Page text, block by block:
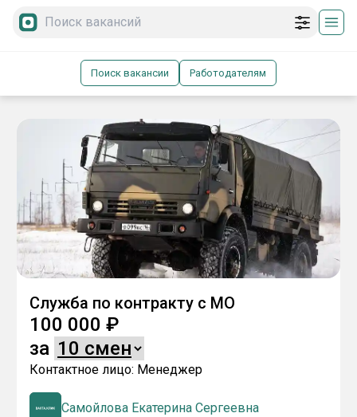
Поиск вакансии Работодателям
Служба по контракту с МО
100 000 ₽
за
Контактное лицо: Менеджер
Самойлова Екатерина Сергеевна